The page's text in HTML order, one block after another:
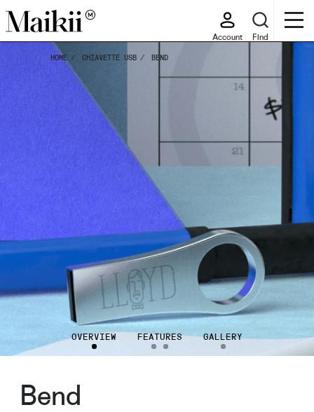
Account Find
Bend
HOME CHIAVETTE USB BEND
OVERVIEW FEATURES GALLERY